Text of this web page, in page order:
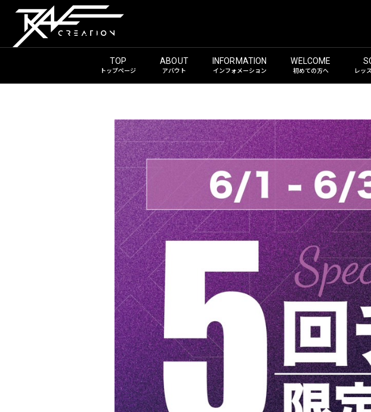
トップページ アバウト インフォメーション 初めての方へ レッ